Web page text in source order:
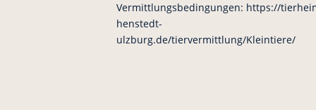
Vermittlungsbedingungen: https://
henstedt-
ulzburg.de/tiervermittlung/Kleintiere/